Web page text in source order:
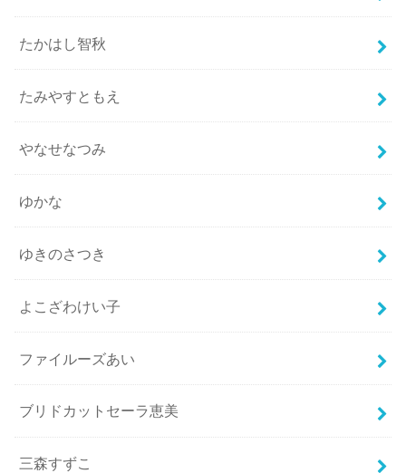
たかはし智秋
たみやすともえ
やなせなつみ
ゆかな
ゆきのさつき
よこざわけい子
ファイルーズあい
ブリドカットセーラ恵美
三森すずこ